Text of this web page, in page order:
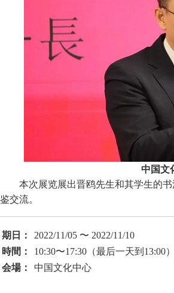
中国文
本次展览展出晋鸥先生和其学生的
鉴交流。
期日：
2022/11/05 〜 2022/11/10
時間：
10:30〜17:30（最后一天到13:00）
会場：
中国文化中心